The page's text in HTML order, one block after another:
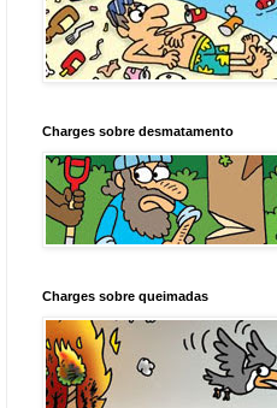
Charges sobre desmatamento
Charges sobre queimadas